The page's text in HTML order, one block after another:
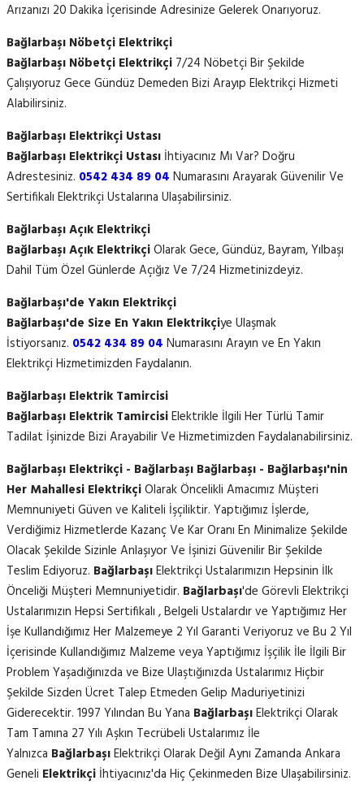
Arızanızı 20 Dakika İçerisinde Adresinize Gelerek Onarıyoruz.
Bağlarbaşı Nöbetçi Elektrikçi
Bağlarbaşı Nöbetçi Elektrikçi 7/24 Nöbetçi Bir Şekilde
Çalışıyoruz Gece Gündüz Demeden Bizi Arayıp Elektrikçi Hizmeti
Alabilirsiniz.
Bağlarbaşı Elektrikçi Ustası
Bağlarbaşı Elektrikçi Ustası İhtiyacınız Mı Var? Doğru
Adrestesiniz. 0542 434 89 04 Numarasını Arayarak Güvenilir Ve
Sertifikalı Elektrikçi Ustalarına Ulaşabilirsiniz.
Bağlarbaşı Açık Elektrikçi
Bağlarbaşı Açık ElektrikçiOlarak Gece, Gündüz, Bayram, Yılbaşı
Dahil Tüm Özel Günlerde Açığız Ve 7/24 Hizmetinizdeyiz.
Bağlarbaşı'de Yakın Elektrikçi
Bağlarbaşı'de Size En Yakın Elektrikçiye Ulaşmak
İstiyorsanız. 0542 434 89 04 Numarasını Arayın ve En Yakın
Elektrikçi Hizmetimizden Faydalanın.
Bağlarbaşı Elektrik Tamircisi
Bağlarbaşı Elektrik TamircisiElektrikle İlgili Her Türlü Tamir
Tadilat İşinizde Bizi Arayabilir Ve Hizmetimizden Faydalanabilirsiniz.
Bağlarbaşı Elektrikçi - Bağlarbaşı Bağlarbaşı - Bağlarbaşı'nin
Her Mahallesi ElektrikçiOlarak Öncelikli Amacımız Müşteri
Memnuniyeti Güven ve Kaliteli İşçiliktir. Yaptığımız İşlerde,
Verdiğimiz Hizmetlerde Kazanç Ve Kar Oranı En Minimalize Şekilde
Olacak Şekilde Sizinle Anlaşıyor Ve İşinizi Güvenilir Bir Şekilde
Teslim Ediyoruz. BağlarbaşıElektrikçi Ustalarımızın Hepsinin İlk
Önceliği Müşteri Memnuniyetidir. Bağlarbaşı'de Görevli Elektrikçi
Ustalarımızın Hepsi Sertifikalı , Belgeli Ustalardır ve Yaptığımız Her
İşe Kullandığımız Her Malzemeye 2 Yıl Garanti Veriyoruz ve Bu 2 Yıl
İçerisinde Kullandığımız Malzeme veya Yaptığımız İşçilik İle İlgili Bir
Problem Yaşadığınızda ve Bize Ulaştığınızda Ustalarımız Hiçbir
Şekilde Sizden Ücret Talep Etmeden Gelip Maduriyetinizi
Giderecektir. 1997 Yılından Bu Yana BağlarbaşıElektrikçi Olarak
Tam Tamına 27 Yılı Aşkın Tecrübeli Ustalarımız İle
Yalnızca BağlarbaşıElektrikçi Olarak Değil Aynı Zamanda Ankara
Geneli Elektrikçi İhtiyacınız'da Hiç Çekinmeden Bize Ulaşabilirsiniz.